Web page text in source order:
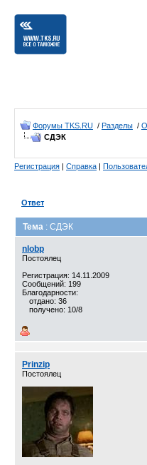
Форумы TKS.RU / Разделы /
СДЭК
Регистрация | Справка |
Ответ
Тема : СДЭК
nlobp
Постоялец
Регистрация: 14.11.2009
Сообщений: 199
Благодарности:
отдано: 36
получено: 10/8
Prinzip
Постоялец